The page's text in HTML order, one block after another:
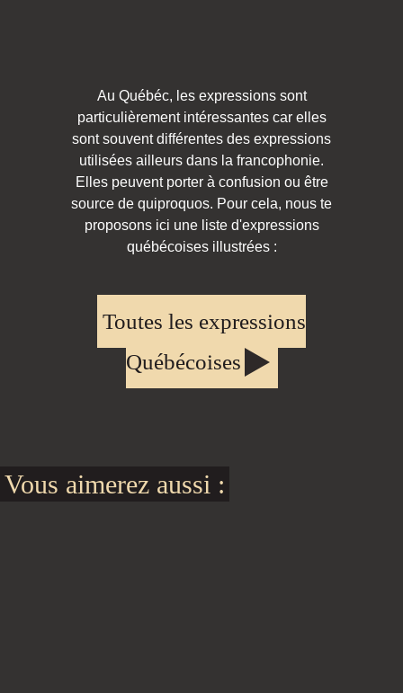
Au Québéc, les expressions sont
particulièrement intéressantes car elles
sont souvent différentes des expressions
utilisées ailleurs dans la francophonie.
Elles peuvent porter à confusion ou être
source de quiproquos. Pour cela, nous te
proposons ici une liste d'expressions
québécoises illustrées :
Toutes les expressions
Québécoises
Vous aimerez aussi :